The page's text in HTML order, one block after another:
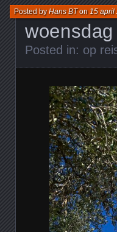
woensdag
Posted byHans BTon 15 april
Posted in: op